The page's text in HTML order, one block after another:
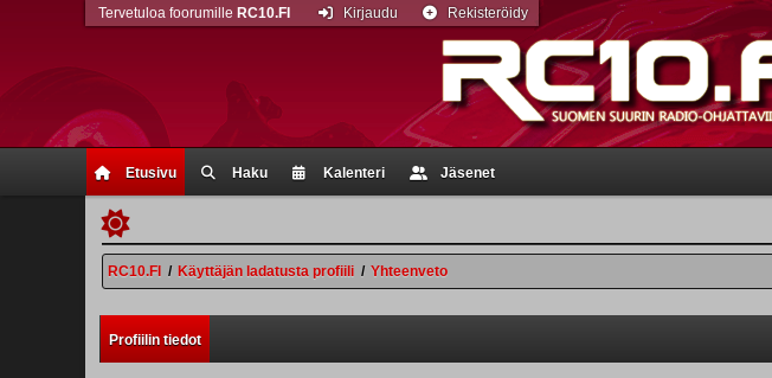
Etusivu Haku Kalenteri Jäsenet
Tervetuloa foorumille RC10.FI Kirjaudu Rekisteröidy
RC10.FI / Käyttäjän ladatusta profiili / Yhteenveto
Profiilin tiedot